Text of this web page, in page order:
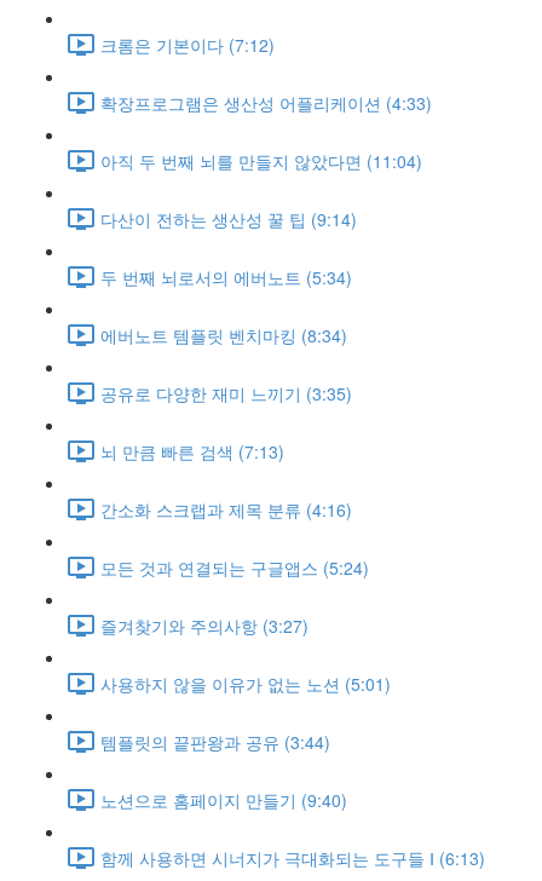
크롬은 기본이다 (7:12)
확장프로그램은 생산성 어플리케이션 (4:33)
아직 두 번째 뇌를 만들지 않았다면 (11:04)
다산이 전하는 생산성 꿀 팁 (9:14)
두 번째 뇌로서의 에버노트 (5:34)
에버노트 템플릿 벤치마킹 (8:34)
공유로 다양한 재미 느끼기 (3:35)
뇌 만큼 빠른 검색 (7:13)
간소화 스크랩과 제목 분류 (4:16)
모든 것과 연결되는 구글앱스 (5:24)
즐겨찾기와 주의사항 (3:27)
사용하지 않을 이유가 없는 노션 (5:01)
템플릿의 끝판왕과 공유 (3:44)
노션으로 홈페이지 만들기 (9:40)
함께 사용하면 시너지가 극대화되는 도구들 Ⅰ (6:13)